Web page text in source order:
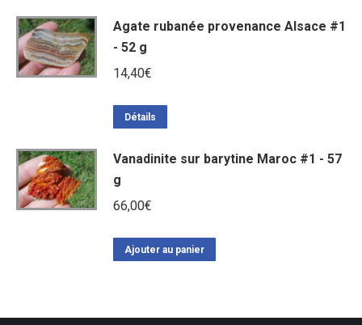
Agate rubanée provenance Alsace #1
- 52 g
14,40€
Détails
Vanadinite sur barytine Maroc #1 - 57
g
66,00€
Ajouter au panier